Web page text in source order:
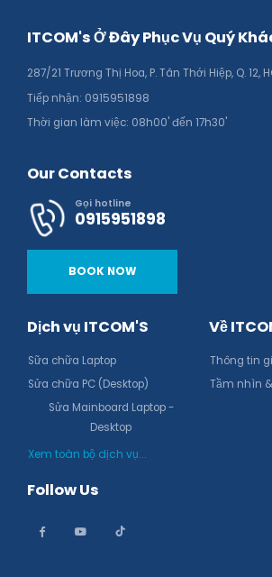
ITCOM's Ở Đây Phục Vụ Quý
287/21 Trương Thị Hoa, P. Tân Thới Hiệp, Q. 12,
Tiếp nhận: 0915951898
Thời gian làm việc: 08h00' đến 17h30'
Our Contacts
Gọi hotline
0915951898
BOOK NOW
Dịch vụ ITCOM'S
Sữa chữa Laptop
Sửa chữa PC (Desktop)
Sửa Mainboard Laptop -
Desktop
Xem toàn bộ dịch vụ...
Về
Thông tin
Tầm nhìn
Follow Us